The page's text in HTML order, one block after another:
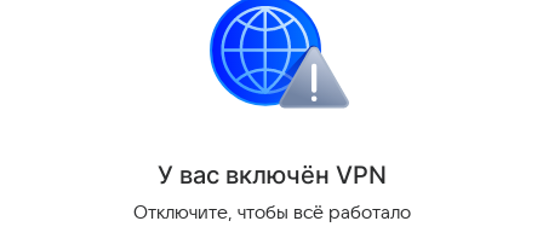
У вас включён VPN
Отключите, чтобы всё работало